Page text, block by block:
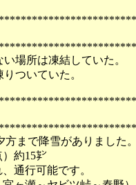
場所は凍結していた。
いていた。
方まで降雪がありました
約15㌢
通行可能です。